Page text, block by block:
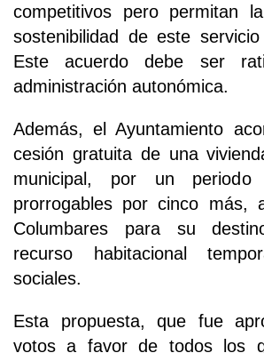
competitivos pero permitan
sostenibilidad de este
Este acuerdo debe ser
administración autonómica.
Además, el Ayuntamiento
cesión gratuita de una
municipal, por un
prorrogables por cinco más,
Columbares para su
recurso habitacional
sociales.
Esta propuesta, que fue
votos a favor de todos los